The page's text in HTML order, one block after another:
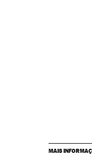
MAIS